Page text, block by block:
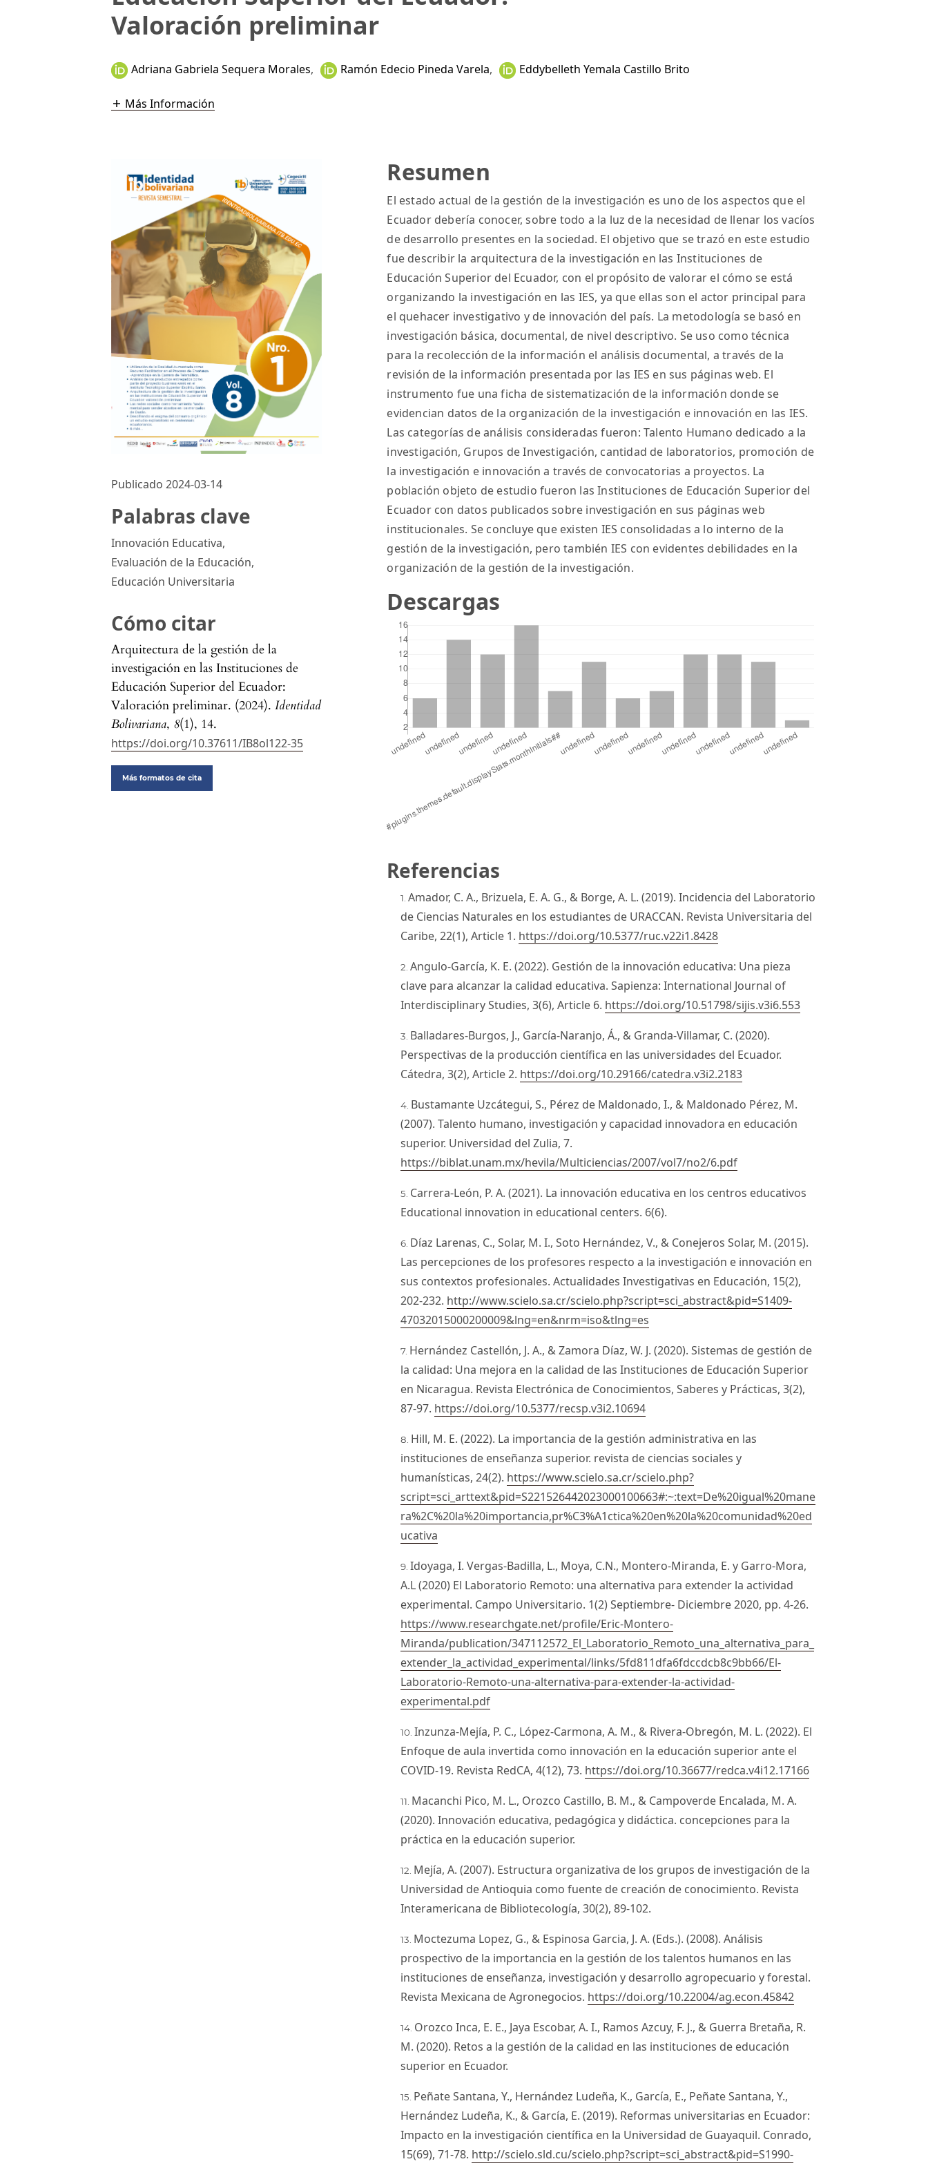
Valoración preliminar
Adriana Gabriela Sequera Morales, Ramón Edecio Pineda Varela, Eddybelleth Yemala Castillo Brito
Más Información
Publicado 2024-03-14
Palabras clave
Innovación Educativa,
Evaluación de la Educación,
Educación Universitaria
Cómo citar
Arquitectura de la gestión de la
investigación en las Instituciones de
Educación Superior del Ecuador:
Valoración preliminar. (2024).Identidad
Bolivariana, 8(1), 14.
https://doi.org/10.37611/IB8ol122-35
Más formatos de cita
Resumen
El estado actual de la gestión de la investigación es uno de los aspectos que el
Ecuador debería conocer, sobre todo a la luz de la necesidad de llenar los vacíos
de desarrollo presentes en la sociedad. El objetivo que se trazó en este estudio
fue describir la arquitectura de la investigación en las Instituciones de
Educación Superior del Ecuador, con el propósito de valorar el cómo se está
organizando la investigación en las IES, ya que ellas son el actor principal para
el quehacer investigativo y de innovación del país. La metodología se basó en
investigación básica, documental, de nivel descriptivo. Se uso como técnica
para la recolección de la información el análisis documental, a través de la
revisión de la información presentada por las IES en sus páginas web. El
instrumento fue una ficha de sistematización de la información donde se
evidencian datos de la organización de la investigación e innovación en las IES.
Las categorías de análisis consideradas fueron: Talento Humano dedicado a la
investigación, Grupos de Investigación, cantidad de laboratorios, promoción de
la investigación e innovación a través de convocatorias a proyectos. La
población objeto de estudio fueron las Instituciones de Educación Superior del
Ecuador con datos publicados sobre investigación en sus páginas web
institucionales. Se concluye que existen IES consolidadas a lo interno de la
gestión de la investigación, pero también IES con evidentes debilidades en la
organización de la gestión de la investigación.
Descargas
Referencias
Amador, C. A., Brizuela, E. A. G., & Borge, A. L. (2019). Incidencia del Laboratorio
de Ciencias Naturales en los estudiantes de URACCAN. Revista Universitaria del
Caribe, 22(1), Article 1. https://doi.org/10.5377/ruc.v22i1.8428
Angulo-García, K. E. (2022). Gestión de la innovación educativa: Una pieza
clave para alcanzar la calidad educativa. Sapienza: International Journal of
Interdisciplinary Studies, 3(6), Article 6. https://doi.org/10.51798/sijis.v3i6.553
Balladares-Burgos, J., García-Naranjo, Á., & Granda-Villamar, C. (2020).
Perspectivas de la producción científica en las universidades del Ecuador.
Cátedra, 3(2), Article 2. https://doi.org/10.29166/catedra.v3i2.2183
Bustamante Uzcátegui, S., Pérez de Maldonado, I., & Maldonado Pérez, M.
(2007). Talento humano, investigación y capacidad innovadora en educación
superior. Universidad del Zulia, 7.
https://biblat.unam.mx/hevila/Multiciencias/2007/vol7/no2/6.pdf
Carrera-León, P. A. (2021). La innovación educativa en los centros educativos
Educational innovation in educational centers. 6(6).
Díaz Larenas, C., Solar, M. I., Soto Hernández, V., & Conejeros Solar, M. (2015).
Las percepciones de los profesores respecto a la investigación e innovación en
sus contextos profesionales. Actualidades Investigativas en Educación, 15(2),
202-232. http://www.scielo.sa.cr/scielo.php?script=sci_abstract&pid=S1409-
47032015000200009&lng=en&nrm=iso&tlng=es
Hernández Castellón, J. A., & Zamora Díaz, W. J. (2020). Sistemas de gestión de
la calidad: Una mejora en la calidad de las Instituciones de Educación Superior
en Nicaragua. Revista Electrónica de Conocimientos, Saberes y Prácticas, 3(2),
87-97. https://doi.org/10.5377/recsp.v3i2.10694
Hill, M. E. (2022). La importancia de la gestión administrativa en las
instituciones de enseñanza superior. revista de ciencias sociales y
humanísticas, 24(2). https://www.scielo.sa.cr/scielo.php?
script=sci_arttext&pid=S221526442023000100663#:~:text=De%20igual%20mane
ra%2C%20la%20importancia,pr%C3%A1ctica%20en%20la%20comunidad%20ed
ucativa
Idoyaga, I. Vergas-Badilla, L., Moya, C.N., Montero-Miranda, E. y Garro-Mora,
A.L (2020) El Laboratorio Remoto: una alternativa para extender la actividad
experimental. Campo Universitario. 1(2) Septiembre- Diciembre 2020, pp. 4-26.
https://www.researchgate.net/profile/Eric-Montero-
Miranda/publication/347112572_El_Laboratorio_Remoto_una_alternativa_para_
extender_la_actividad_experimental/links/5fd811dfa6fdccdcb8c9bb66/El-
Laboratorio-Remoto-una-alternativa-para-extender-la-actividad-
experimental.pdf
Inzunza-Mejía, P. C., López-Carmona, A. M., & Rivera-Obregón, M. L. (2022). El
Enfoque de aula invertida como innovación en la educación superior ante el
COVID-19. Revista RedCA, 4(12), 73. https://doi.org/10.36677/redca.v4i12.17166
Macanchi Pico, M. L., Orozco Castillo, B. M., & Campoverde Encalada, M. A.
(2020). Innovación educativa, pedagógica y didáctica. concepciones para la
práctica en la educación superior.
Mejía, A. (2007). Estructura organizativa de los grupos de investigación de la
Universidad de Antioquia como fuente de creación de conocimiento. Revista
Interamericana de Bibliotecología, 30(2), 89-102.
Moctezuma Lopez, G., & Espinosa Garcia, J. A. (Eds.). (2008). Análisis
prospectivo de la importancia en la gestión de los talentos humanos en las
instituciones de enseñanza, investigación y desarrollo agropecuario y forestal.
Revista Mexicana de Agronegocios. https://doi.org/10.22004/ag.econ.45842
Orozco Inca, E. E., Jaya Escobar, A. I., Ramos Azcuy, F. J., & Guerra Bretaña, R.
M. (2020). Retos a la gestión de la calidad en las instituciones de educación
superior en Ecuador.
Peñate Santana, Y., Hernández Ludeña, K., García, E., Peñate Santana, Y.,
Hernández Ludeña, K., & García, E. (2019). Reformas universitarias en Ecuador:
Impacto en la investigación científica en la Universidad de Guayaquil. Conrado,
15(69), 71-78. http://scielo.sld.cu/scielo.php?script=sci_abstract&pid=S1990-